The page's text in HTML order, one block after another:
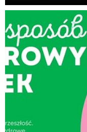
zbliżającym się
przez sektor ogrodn...